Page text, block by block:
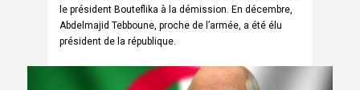
le président Bouteflika à la démission. En décembre,
Abdelmajid Tebboune, proche de l’armée, a été élu
président de la république.